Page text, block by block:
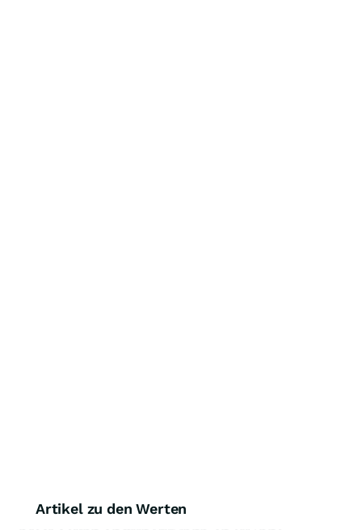
Artikel zu den Werten